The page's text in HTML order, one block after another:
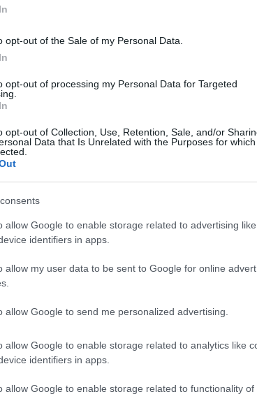
opt-out of the Sale of my Personal Data.
opt-out of processing my Personal Data for Targeted
opt-out of Collection, Use, Retention, Sale, and/or
Data that Is Unrelated with the Purposes for
allow Google to enable storage related to advertising
identifiers in apps.
allow my user data to be sent to Google for online
allow Google to send me personalized advertising.
allow Google to enable storage related to analytics like
identifiers in apps.
allow Google to enable storage related to functionality of
- Masefield
Masefield
afin d'encourager les étudiants en